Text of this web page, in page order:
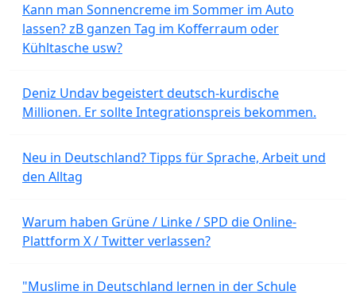
Kann man Sonnencreme im Sommer im Auto
lassen? zB ganzen Tag im Kofferraum oder
Kühltasche usw?
Deniz Undav begeistert deutsch-kurdische
Millionen. Er sollte Integrationspreis bekommen.
Neu in Deutschland? Tipps für Sprache, Arbeit und
den Alltag
Warum haben Grüne / Linke / SPD die Online-
Plattform X / Twitter verlassen?
"Muslime in Deutschland lernen in der Schule